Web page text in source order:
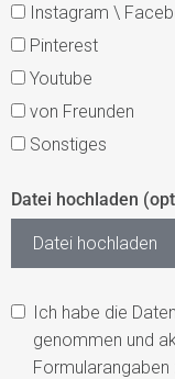
Instagram \
Pinterest
Youtube
von Freunden
Sonstiges
Datei hochladen
Datei hochladen
Ich habe die
genommen und